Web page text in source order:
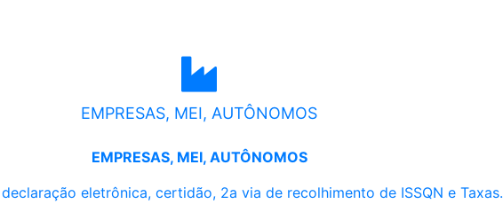
EMPRESAS, MEI, AUTÔNOMOS
EMPRESAS, MEI, AUTÔNOMOS
eletrônica, certidão, 2a via de recolhimento de ISSQN e Taxas.